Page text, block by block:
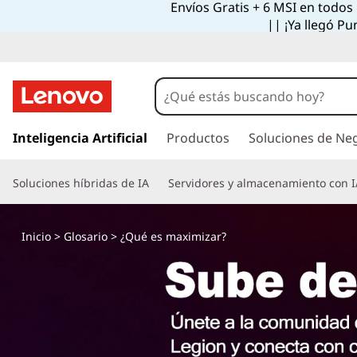
Envíos Gratis + 6 MSI en
|| ¡Ya llegó
r
c
o
Inteligencia Artificial Productos Soluciones de
Soluciones híbridas de IA Servidores y almacenamiento con
Inicio> Glosario> ¿Qué es maximizar?